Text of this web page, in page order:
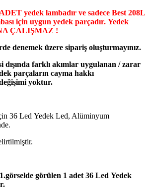
yedek lambadır ve sadece Best 208L
için uygun yedek parçadır. Yedek
ÇALIŞMAZ !
denemek üzere sipariş oluşturmayınız.
farklı akımlar uygulanan / zarar
parçaların cayma hakkı
yoktur.
36 Led Yedek Led, Alüminyum
görülen 1 adet 36 Led Yedek